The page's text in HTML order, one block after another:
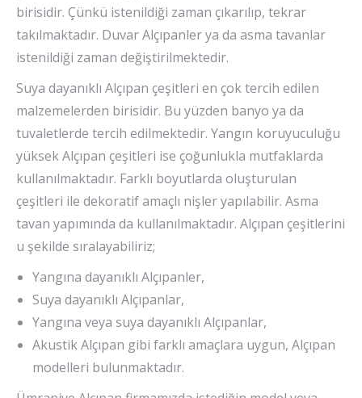
birisidir. Çünkü istenildiği zaman çıkarılıp, tekrar
takılmaktadır. Duvar Alçıpanler ya da asma tavanlar
istenildiği zaman değiştirilmektedir.
Suya dayanıklı Alçıpan çeşitleri en çok tercih edilen
malzemelerden birisidir. Bu yüzden banyo ya da
tuvaletlerde tercih edilmektedir. Yangın koruyuculuğu
yüksek Alçıpan çeşitleri ise çoğunlukla mutfaklarda
kullanılmaktadır. Farklı boyutlarda oluşturulan
çeşitleri ile dekoratif amaçlı nişler yapılabilir. Asma
tavan yapımında da kullanılmaktadır. Alçıpan çeşitlerini
u şekilde sıralayabiliriz;
Yangına dayanıklı Alçıpanler,
Suya dayanıklı Alçıpanlar,
Yangına veya suya dayanıklı Alçıpanlar,
Akustik Alçıpan gibi farklı amaçlara uygun, Alçıpan
modelleri bulunmaktadır.